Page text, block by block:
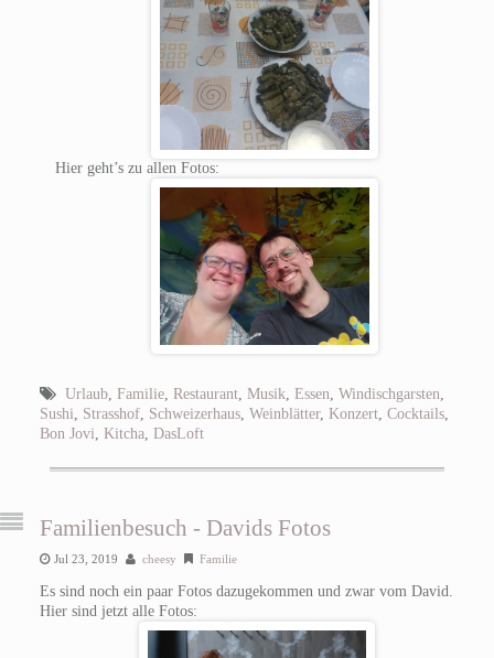
Hier geht’s zu allen Fotos:
Urlaub, Familie, Restaurant, Musik Essen Windischgarsten
Sushi
Strasshof, Schweizerhaus, Weinblätter, Konzert, Cocktails,
Bon Jovi Kitcha DasLoft
Familienbesuch - Davids Fotos
Jul 23, 2019 cheesy Familie
Es sind noch ein paar Fotos dazugekommen und zwar vom David.
Hier sind jetzt alle Fotos: